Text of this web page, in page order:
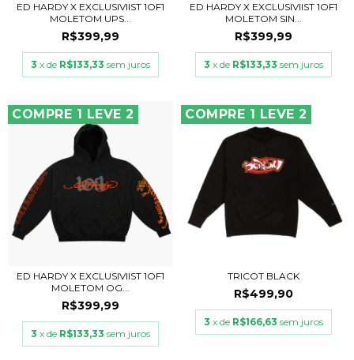
ED HARDY X EXCLUSIVIIST 1OF1
MOLETOM UPS...
R$399,99
3 x de R$133,33 sem juros
ED HARDY X EXCLUSIVIIST 1OF1
MOLETOM SIN...
R$399,99
3 x de R$133,33 sem juros
COMPRE 1 LEVE 2
ED HARDY X EXCLUSIVIIST 1OF1
MOLETOM OG...
R$399,99
3 x de R$133,33 sem juros
COMPRE 1 LEVE 2
TRICOT BLACK
R$499,90
3 x de R$166,63 sem juros